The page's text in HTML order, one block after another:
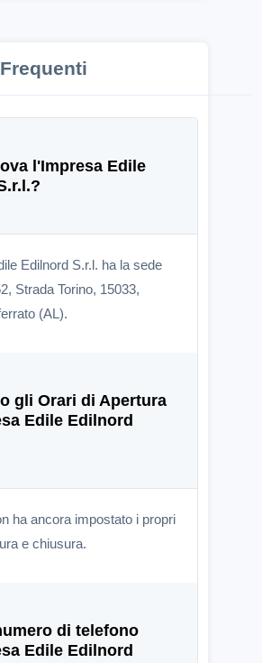
l'Impresa Edile
Edilnord S.r.l. ha la sede
Strada Torino, 15033,
(AL).
gli Orari di Apertura
Edile Edilnord
ha ancora impostato i propri
e chiusura.
di telefono
Edile Edilnord